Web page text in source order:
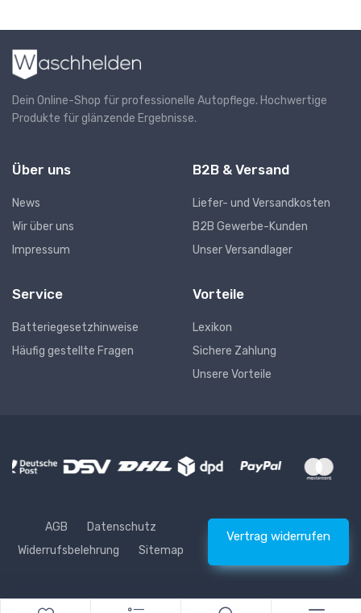
Dein Online-Shop für professionelle Autopflege. Hochwertige
Produkte für glänzende Ergebnisse.
Über uns
News
Wir über uns
Impressum
B2B & Versand
Liefer- und Versandkosten
B2B Gewerbe-Kunden
Unser Versandlager
Service
Batteriegesetzhinweise
Häufig gestellte Fragen
Vorteile
Lexikon
Sichere Zahlung
Unsere Vorteile
AGB
Datenschutz
Widerrufsbelehrung
Sitemap
Vertrag widerrufen